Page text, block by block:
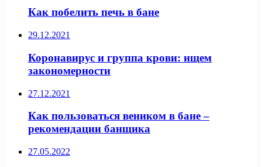
Как побелить печь в бане
29.12.2021
Коронавирус и группа крови: ищем
закономерности
27.12.2021
Как пользоваться веником в бане –
рекомендации банщика
27.05.2022